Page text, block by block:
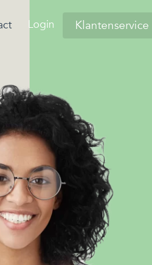
Dit komt
de woonlasten in
hoog zijn…
kampen met
persoonlijke financiële
zorgen?
en andere
omtrent
regio's. Kom bij ons
en wellicht word jij onze
collega!
Login Klantenservice